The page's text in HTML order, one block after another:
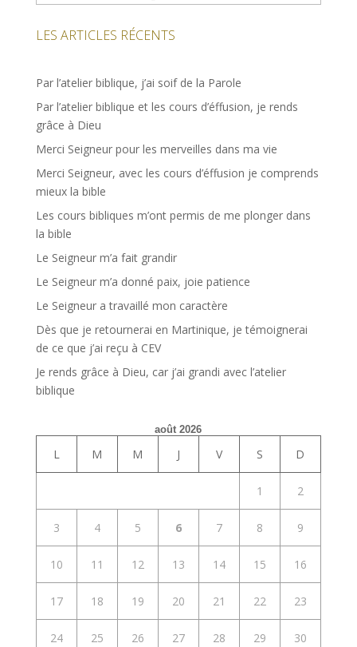
LES ARTICLES RÉCENTS
Par l’atelier biblique, j’ai soif de la Parole
Par l’atelier biblique et les cours d’éffusion, je rends
grâce à Dieu
Merci Seigneur pour les merveilles dans ma vie
Merci Seigneur, avec les cours d’éffusion je comprends
mieux la bible
Les cours bibliques m’ont permis de me plonger dans
la bible
Le Seigneur m’a fait grandir
Le Seigneur m’a donné paix, joie patience
Le Seigneur a travaillé mon caractère
Dès que je retournerai en Martinique, je témoignerai
de ce que j’ai reçu à CEV
Je rends grâce à Dieu, car j’ai grandi avec l’atelier
biblique
août 2026
L M M J V S D
1 2
3 4 5 6 7 8 9
10 11 12 13 14 15 16
17 18 19 20 21 22 23
24 25 26 27 28 29 30